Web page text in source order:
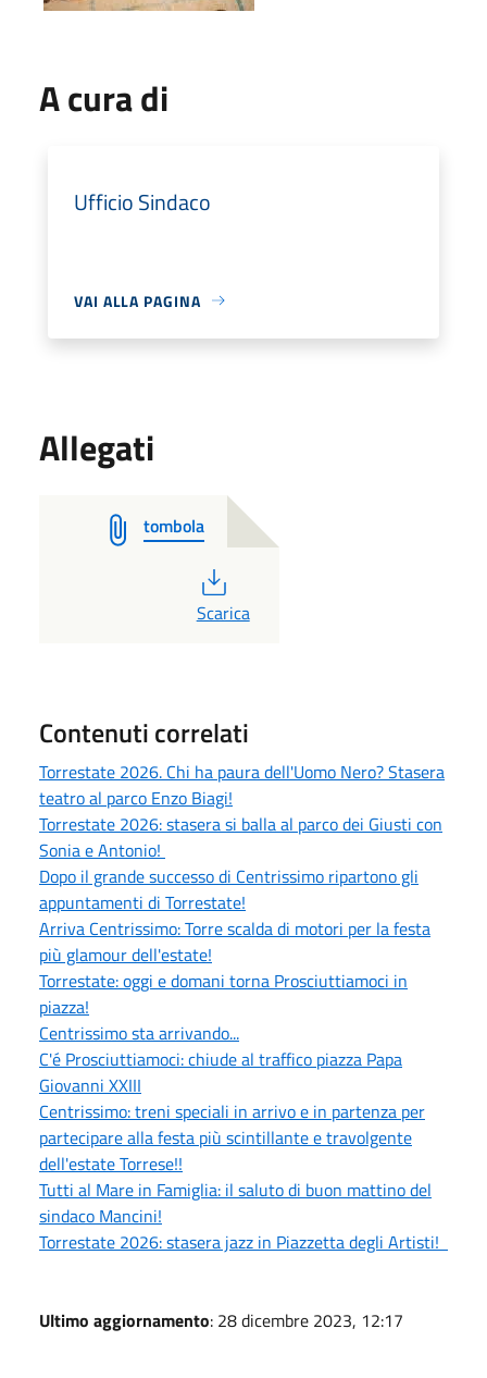
A cura di
Ufficio Sindaco
VAI ALLA PAGINA
Allegati
tombola
PDF
Scarica
Contenuti correlati
Torrestate 2026. Chi ha paura dell'Uomo Nero? Stasera
teatro al parco Enzo Biagi!
Torrestate 2026: stasera si balla al parco dei Giusti con
Sonia e Antonio!
Dopo il grande successo di Centrissimo ripartono gli
appuntamenti di Torrestate!
Arriva Centrissimo: Torre scalda di motori per la festa
più glamour dell'estate!
Torrestate: oggi e domani torna Prosciuttiamoci in
piazza!
Centrissimo sta arrivando...
C'é Prosciuttiamoci: chiude al traffico piazza Papa
Giovanni XXIII
Centrissimo: treni speciali in arrivo e in partenza per
partecipare alla festa più scintillante e travolgente
dell'estate Torrese!!
Tutti al Mare in Famiglia: il saluto di buon mattino del
sindaco Mancini!
Torrestate 2026: stasera jazz in Piazzetta degli Artisti!
Ultimo aggiornamento: 28 dicembre 2023, 12:17